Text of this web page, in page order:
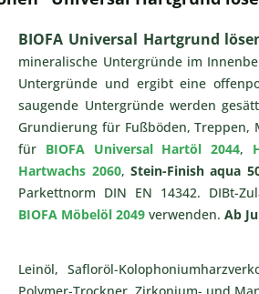
BIOFA Universal Hartgrund
mineralische Untergründe im
Untergründe und ergibt eine
saugende Untergründe werden
Grundierung für Fußböden,
für BIOFA Universal Hartöl 2044,
Hartwachs 2060,Stein-Finish aqua
Parkettnorm DIN EN 14342. DIBt-
BIOFA Möbelöl 2049 verwenden.Ab
Leinöl, Safloröl-